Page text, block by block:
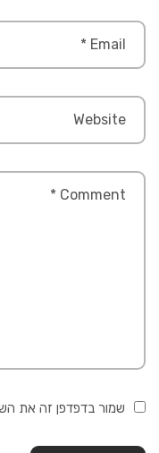
שמור בדפדפן זה את